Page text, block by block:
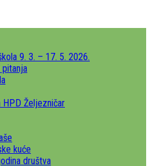
9. 3. – 17. 5. 2026.
pitanja
HPD Željezničar
kuće
društva